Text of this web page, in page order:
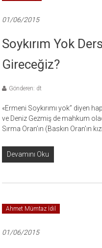
01/06/2015
Soykırım Yok
Gireceğiz?
Gönderen: dt
«Ermeni Soykırımı yok” diyen
ve Deniz Gezmiş de mahkum
Sırma Oran’ın (Baskın Oran’ın
Devamını Oku
Ahmet Mümtaz İdil
01/06/2015